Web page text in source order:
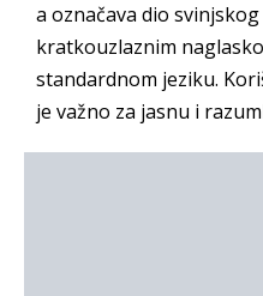
a označava dio
kratkouzlaznim
standardnom jeziku.
je važno za jasnu i